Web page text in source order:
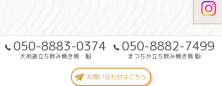
050-8883-0374
大街道立ち飲み焼き鳥 魁
050-8882-7499
まつちか立ち飲み焼き鳥 魁
お問い合わせはこちら